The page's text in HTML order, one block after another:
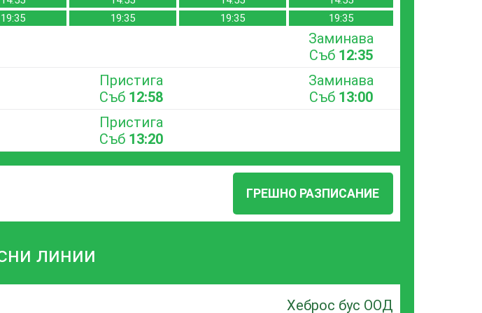
19:35
19:35
19:35
19:35
Заминава
Съб 12:35
Пристига
Съб 12:58
Заминава
Съб 13:00
Пристига
Съб 13:20
ГРЕШНО РАЗПИСАНИЕ
линии
Хеброс бус ООД